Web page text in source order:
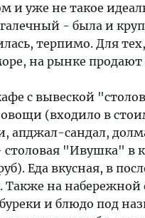
уже не такое
- была и
терпимо. Для
на рынке
с вывеской
(входило в
апджал-сандал,
столовая "Ивушка" в
Еда вкусная, в
Также на набережной
и блюдо под